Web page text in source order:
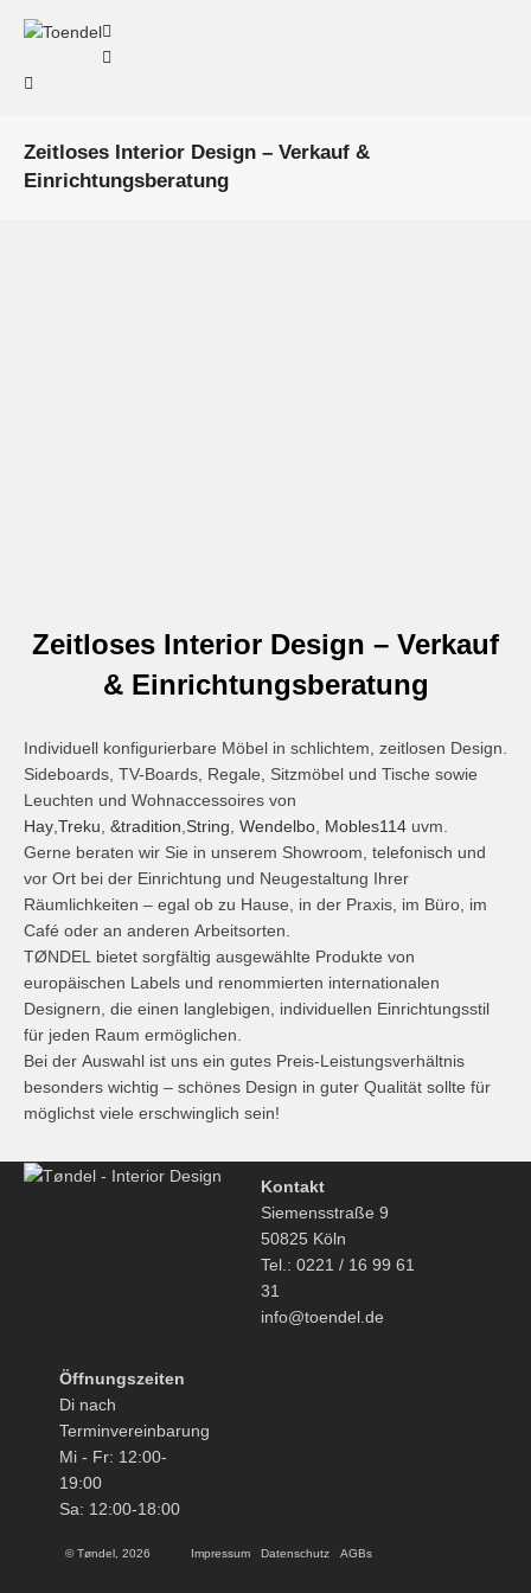
Zeitloses Interior Design – Verkauf &
Einrichtungsberatung
Zeitloses Interior Design – Verkauf
& Einrichtungsberatung
Individuell konfigurierbare Möbel in schlichtem, zeitlosen Design.
Sideboards, TV-Boards, Regale, Sitzmöbel und Tische sowie
Leuchten und Wohnaccessoires von
Hay Treku &tradition String Wendelbo, Mobles114 uvm.
Gerne beraten wir Sie in unserem Showroom, telefonisch und
vor Ort bei der Einrichtung und Neugestaltung Ihrer
Räumlichkeiten – egal ob zu Hause, in der Praxis, im Büro, im
Café oder an anderen Arbeitsorten.
TØNDEL bietet sorgfältig ausgewählte Produkte von
europäischen Labels und renommierten internationalen
Designern, die einen langlebigen, individuellen Einrichtungsstil
für jeden Raum ermöglichen.
Bei der Auswahl ist uns ein gutes Preis-Leistungsverhältnis
besonders wichtig – schönes Design in guter Qualität sollte für
möglichst viele erschwinglich sein!
Kontakt
Siemensstraße 9
50825 Köln
Tel.: 0221 / 16 99 61
31
info@toendel.de
Öffnungszeiten
Di nach
Terminvereinbarung
Mi - Fr: 12:00-
19:00
Sa: 12:00-18:00
© Tøndel, 2026 Impressum Datenschutz AGBs